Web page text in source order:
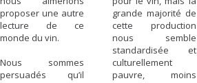
proposer une autre
lecture de ce
monde du vin.
Nous sommes
persuadés qu’il
grande majorité de
cette production
nous semble
standardisée et
culturellement
pauvre, moins